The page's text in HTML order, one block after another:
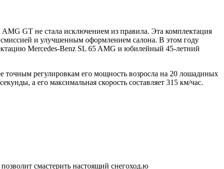
GT не стала исключением из правила. Эта комплектация
и улучшенным оформлением салона. В этом году
Mercedes-Benz SL 65 AMG и юбилейный 45-летний
точным регулировкам его мощность возросла на 20 лошадиных
а его максимальная скорость составляет 315 км/час.
смастерить настоящий снегоход.ю